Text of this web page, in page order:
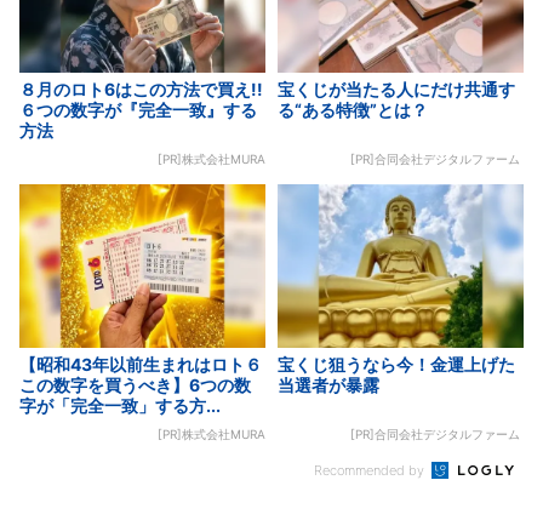
８月のロト6はこの方法で買え!!
６つの数字が『完全一致』する
方法
[PR]株式会社MURA
宝くじが当たる人にだけ共通す
る“ある特徴”とは？
[PR]合同会社デジタルファーム
【昭和43年以前生まれはロト６
この数字を買うべき】6つの数
字が「完全一致」する方...
[PR]株式会社MURA
宝くじ狙うなら今！金運上げた
当選者が暴露
[PR]合同会社デジタルファーム
Recommended by